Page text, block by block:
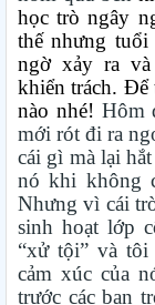
học trò ngây
thế nhưng tuổi
ngờ xảy ra
khiển trách. Để
nào nhé! Hôm
mới rót đi ra
cái gì mà lại
nó khi không
Nhưng vì cái
sinh hoạt lớp
“xử tội” và
cảm xúc của
trước các bạn